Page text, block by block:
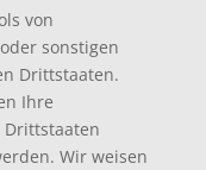
von
sonstigen
Drittstaaten.
Ihre
Drittstaaten
Wir weisen